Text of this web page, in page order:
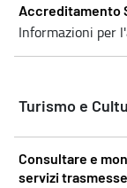
Accreditamento
Informazioni per
Turismo e
Consultare e
servizi trasmesse